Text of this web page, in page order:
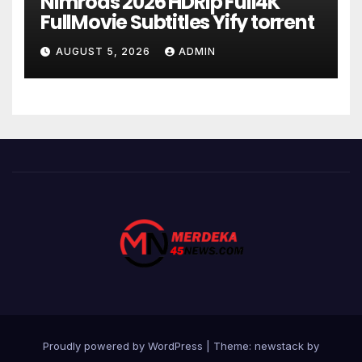
FullMovie Subtitles Yify torrent
AUGUST 5, 2026 ADMIN
Proudly powered by WordPress
Theme: newstack by